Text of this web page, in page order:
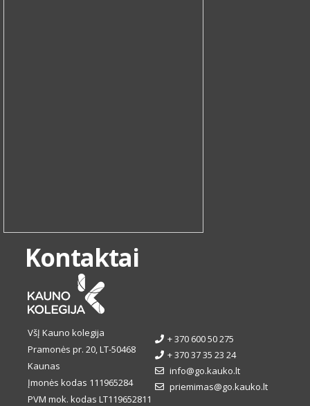
Kontaktai
VšĮ Kauno kolegija
Pramonės pr. 20, LT-50468
Kaunas
Įmonės kodas 111965284
PVM mok. kodas LT119652811
+ 370 600 50 275
+ 370 37 35 23 24
info@go.kauko.lt
priemimas@go.kauko.lt